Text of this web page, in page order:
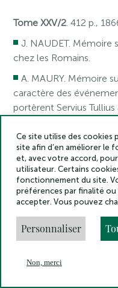
Menu
Tome XXV/2. 412 p.,
J. NAUDET. Mémoire
chez les Romains.
A. MAURY. Mémoire
caractère des
portèrent Servius
originairement la
E. DE ROUGÉ.
monuments qu’on
premières dynasties de
I. J. HITTORFF.
Ce site utilise des cookies
site afin d’en améliorer le
et, avec votre accord,
utilisateur. Certains
fonctionnement du site.
préférences par finalité
accepter. Vous pouvez
Personnaliser
Non, merci